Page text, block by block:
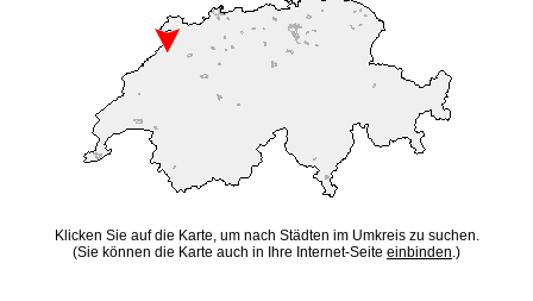
Klicken Sie auf die Karte, um nach Städten im Umkreis zu suchen.
(Sie können die Karte auch in Ihre Internet-Seite einbinden.)